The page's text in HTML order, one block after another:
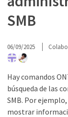
SMB
06/09/2025
Hay comandos
búsqueda de las
SMB. Por
mostrar